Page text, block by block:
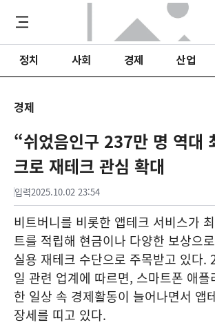
정치 사회 경제 산업
경제
“쉬었음인구 237만 명 역대
크로 재테크 관심 확대
입력2025.10.02 23:54
비트버니를 비롯한 앱테크 서비스가
트를 적립해 현금이나 다양한 보상으
실용 재테크 수단으로 주목받고 있다.
일 관련 업계에 따르면, 스마트폰 애플
한 일상 속 경제활동이 늘어나면서 앱
장세를 띠고 있다.